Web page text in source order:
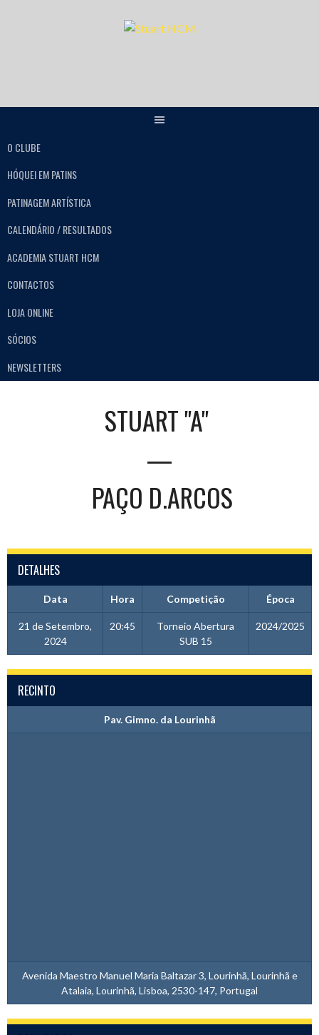
O CLUBE
HÓQUEI EM PATINS
PATINAGEM ARTÍSTICA
CALENDÁRIO / RESULTADOS
ACADEMIA STUART HCM
CONTACTOS
LOJA ONLINE
SÓCIOS
NEWSLETTERS
STUART "A"
—
PAÇO D.ARCOS
DETALHES
Data Hora Competição Época
21 de Setembro,
2024
20:45
Torneio Abertura
SUB 15
2024/2025
RECINTO
Pav. Gimno. da Lourinhã
Avenida Maestro Manuel Maria Baltazar 3, Lourinhã, Lourinhã e
Atalaia, Lourinhã, Lisboa, 2530-147, Portugal